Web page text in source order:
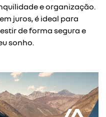
e organização.
juros, é ideal para
de forma segura e
sonho.